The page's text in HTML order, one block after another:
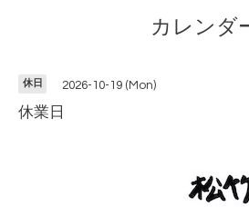
カレンダ
休日 2026-10-19 (Mon)
休業日